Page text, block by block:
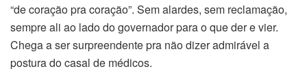
“de coração pra coração”. Sem alardes, sem reclamação,
sempre ali ao lado do governador para o que der e vier.
Chega a ser surpreendente pra não dizer admirável a
postura do casal de médicos.